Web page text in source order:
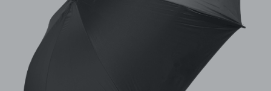
Klik supermarket
Sport i slobodno vrijeme